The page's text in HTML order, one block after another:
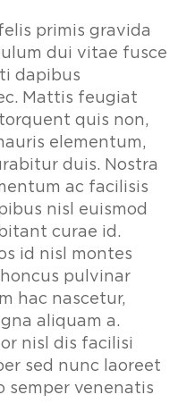
primis gravida
dui vitae fusce
dapibus
Mattis feugiat
quis non,
elementum,
duis. Nostra
ac facilisis
nisl euismod
curae id.
id nisl montes
pulvinar
hac nascetur,
aliquam a.
nisl dis facilisi
sed nunc laoreet
semper venenatis